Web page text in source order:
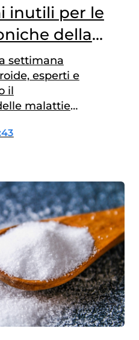
inutili per le
della
settimana
esperti e
il
malattie
dei